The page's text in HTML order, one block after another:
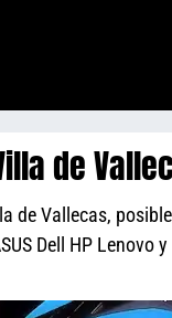
de
de Vallecas,
Dell HP Lenovo y